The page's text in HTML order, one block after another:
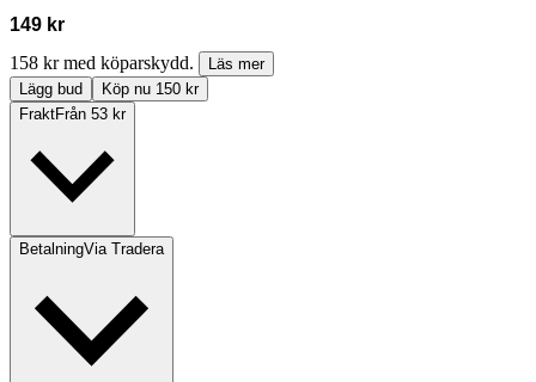
149 kr
158 kr med köparskydd.
Läs mer
Lägg bud
Köp nu 150 kr
FraktFrån 53 kr
BetalningVia Tradera